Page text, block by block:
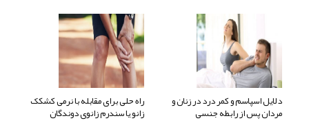
دلایل اسپاسم و کمر درد در زنان و
مردان پس از رابطه جنسی
راه حلی برای مقابله با نرمی کشکک
زانو یا سندرم زانوی دوندگان